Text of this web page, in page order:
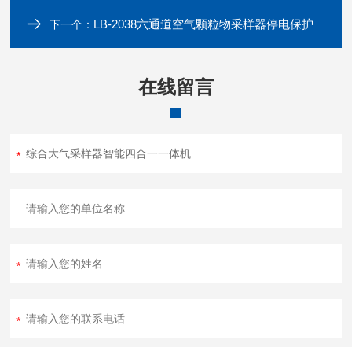
下一个： LB-2038六通道空气颗粒物采样器停电保护功能
在线留言